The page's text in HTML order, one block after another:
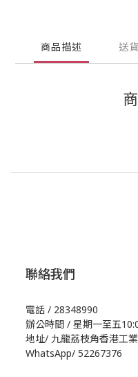
商品描述 送
聯絡我們
電話 / 28348990
辦公時間 / 星期一至五
地址/ 九龍荔枝角香港工
WhatsApp/ 52267376